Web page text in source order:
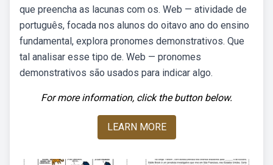
que preencha as lacunas com os. Web — atividade de
português, focada nos alunos do oitavo ano do ensino
fundamental, explora pronomes demonstrativos. Que
tal analisar esse tipo de. Web — pronomes
demonstrativos são usados para indicar algo.
For more information, click the button below.
LEARN MORE